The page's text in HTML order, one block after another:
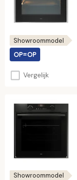
Showroommodel
OP=OP
Vergelijk
Showroommodel